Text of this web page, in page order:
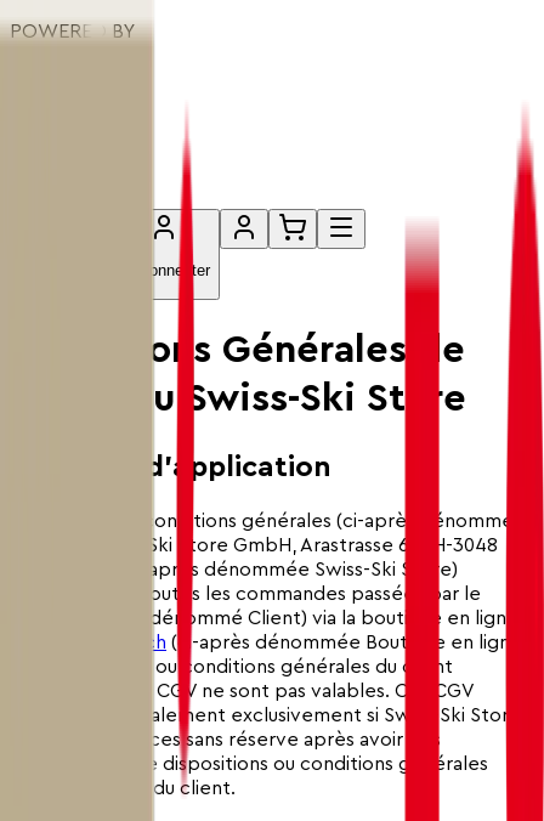
POWERED BY
Se connecter
Conditions Générales de
Vente du Swiss-Ski Store
1. Champ d’application
Les présentes conditions générales (ci-après dénommées
CGV) de Swiss-Ski Store GmbH, Arastrasse 6, CH-3048
Worblaufen (ci-après dénommée Swiss-Ski Store)
s'appliquent à toutes les commandes passées par le
client (ci-après dénommé Client) via la boutique en ligne
store.swiss-ski.ch (ci-après dénommée Boutique en ligne).
Les dispositions ou conditions générales du client
contraires à ces CGV ne sont pas valables. Ces CGV
s'appliquent également exclusivement si Swiss-Ski Store
fournit ses services sans réserve après avoir pris
connaissance de dispositions ou conditions générales
contradictoires du client.